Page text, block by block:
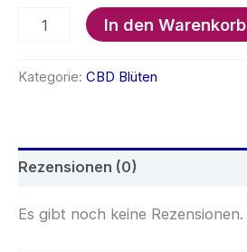
Gusto
In den Warenkorb
Kategorie: CBD Blüten
Rezensionen (0)
Es gibt noch keine Rezensionen.